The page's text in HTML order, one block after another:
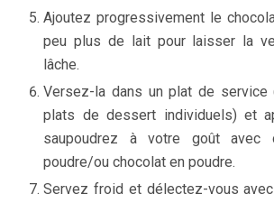
Ajoutez progressivement le
peu plus de lait pour laisser la
lâche.
Versez-la dans un plat de service
plats de dessert individuels) et
saupoudrez à votre goût avec
poudre/ou chocolat en poudre.
Servez froid et délectez-vous